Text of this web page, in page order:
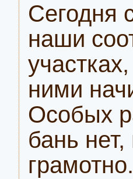
Сегодня
наши
ними
Особых
бань
грамотно.